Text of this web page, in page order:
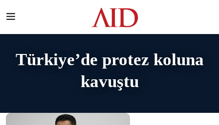
Türkiye’de protez koluna
kavuştu